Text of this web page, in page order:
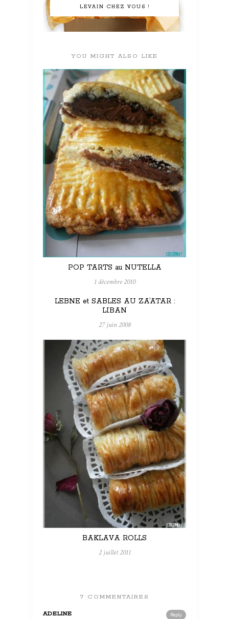
LEVAIN CHEZ VOUS !
YOU MIGHT ALSO LIKE
POP TARTS au NUTELLA
1 décembre 2010
LEBNE et SABLES AU ZA’ATAR :
LIBAN
27 juin 2008
BAKLAVA ROLLS
2 juillet 2011
7 COMMENTAIRES
Reply
ADELINE